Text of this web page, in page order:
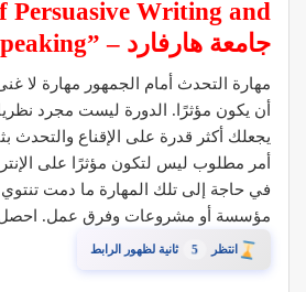
Persuasive Writing and
Public Speaking” – جامعة هارفارد
مهارة التحدث أمام الجمهور مهارة لا
أن يكون مؤثرًا. الدورة ليست مجرد
يجعلك أكثر قدرة على الإقناع والتحدث
أمر مطلوب ليس لتكون مؤثرًا على
في حاجة إلى تلك المهارة ما دمت
مؤسسة أو مشروعات وفرق عمل. احصل
انتظر 4 ثانية لظهور الرابط